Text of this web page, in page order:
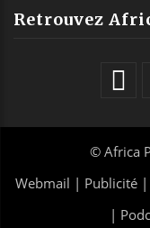
Retrouvez
© Africa
Webmail | Publicité
|